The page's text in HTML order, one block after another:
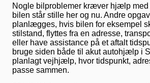
Nogle bilproblemer kræver hjælp med
bilen står stille her og nu. Andre
planlægges, hvis bilen for eksempel
stilstand, flyttes fra en adresse,
eller have assistance på et aftalt
bruge siden både til akut autohjælp i
planlagt vejhjælp, hvor tidspunkt,
passe sammen.